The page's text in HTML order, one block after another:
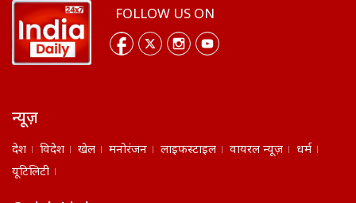
FOLLOW US ON
न्यूज़
देश विदेश खेल मनोरंजन लाइफस्टाइल वायरल न्यूज़
धर्म
यूटिलिटी